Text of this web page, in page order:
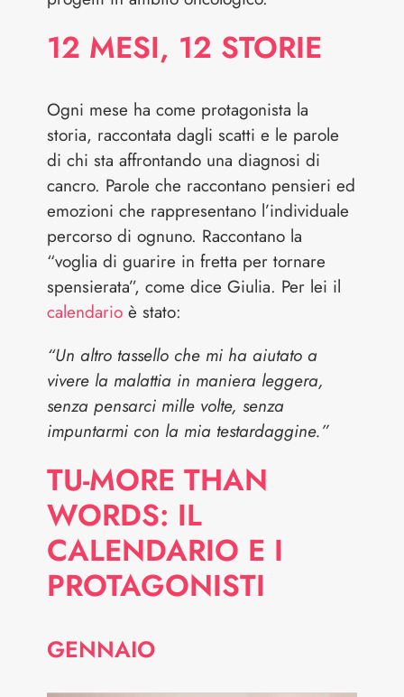
12 MESI, 12 STORIE
Ogni mese ha come protagonista la
storia, raccontata dagli scatti e le parole
di chi sta affrontando una diagnosi di
cancro. Parole che raccontano pensieri ed
emozioni che rappresentano l’individuale
percorso di ognuno. Raccontano la
“voglia di guarire in fretta per tornare
spensierata”, come dice Giulia. Per lei il
calendarioè stato:
“Un altro tassello che mi ha aiutato a
vivere la malattia in maniera leggera,
senza pensarci mille volte, senza
impuntarmi con la mia testardaggine.”
TU-MORE THAN
WORDS: IL
CALENDARIO E I
PROTAGONISTI
GENNAIO